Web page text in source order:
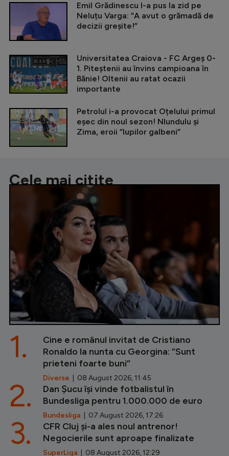
Emil Grădinescu l-a pus la zid pe
Neluțu Varga: ”A avut o grămadă de
decizii greșite!”
Universitatea Craiova - FC Argeș 0-
1. Piteștenii au învins campioana în
Bănie! Oltenii au ratat ocazii
importante
Petrolul i-a provocat Oțelului primul
eșec din noul sezon! Nlundulu și
Zima, eroii ”lupilor galbeni”
Cele mai citite
Cine e românul invitat de Cristiano
Ronaldo la nunta cu Georgina: ”Sunt
prieteni foarte buni”
Diverse | 08 August 2026, 11:45
1.
Dan Șucu își vinde fotbalistul în
Bundesliga pentru 1.000.000 de euro
Bundesliga | 07 August 2026, 17:26
2.
CFR Cluj și-a ales noul antrenor!
Negocierile sunt aproape finalizate
SuperLiga | 08 August 2026, 12:29
3.